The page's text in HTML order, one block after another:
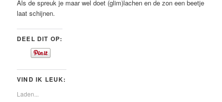
Als de spreuk je maar wel doet (glim)lachen en de zon een beetje
laat schijnen.
DEEL DIT OP:
VIND IK LEUK:
Laden...